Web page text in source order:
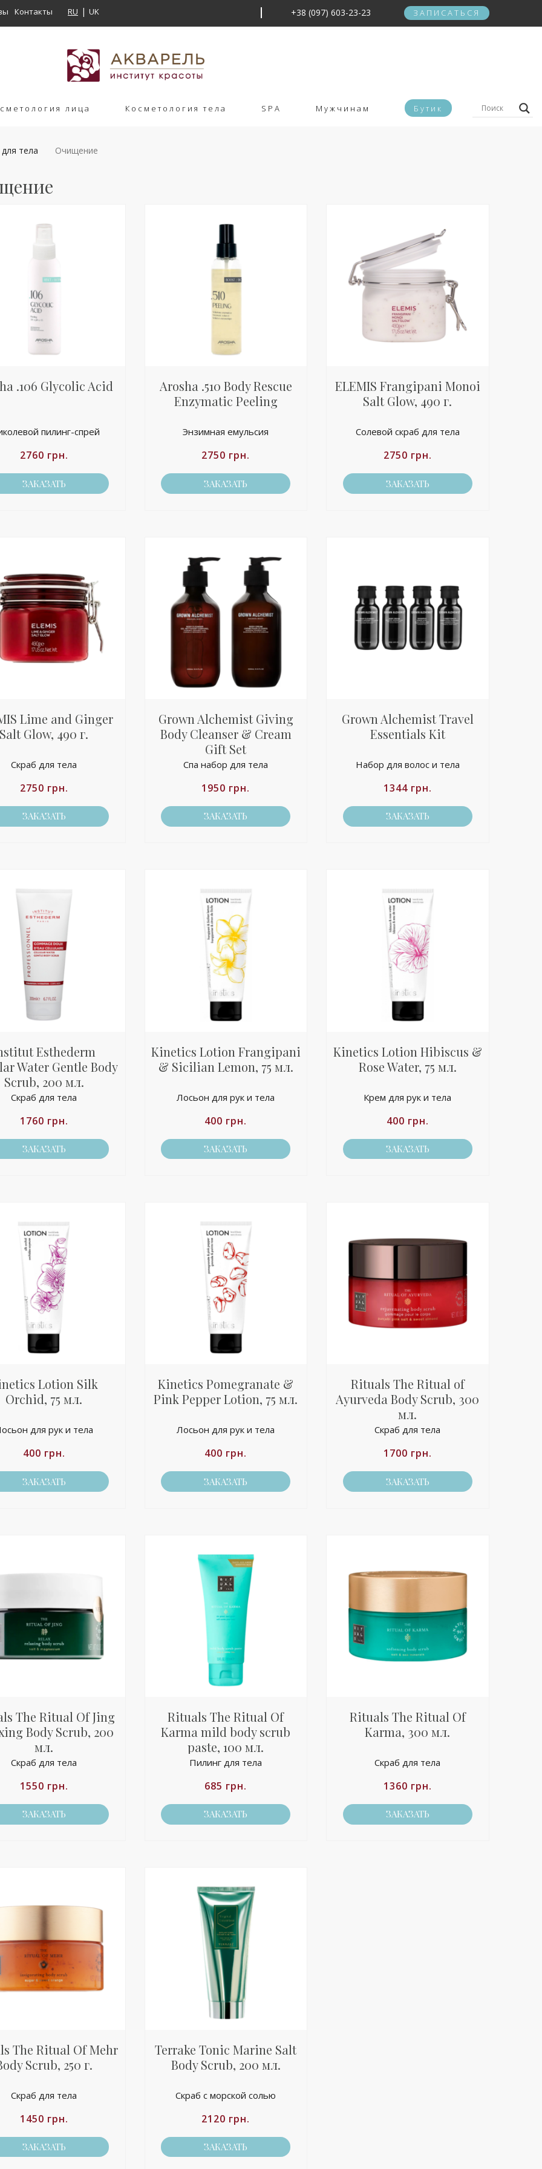
Контакты RU UK +38 (097) 603-23-23 ЗАПИСАТЬСЯ
лица Косметология тела SPA Мужчинам Бутик
тела Очищение
.106 Glycolic Acid
пилинг-спрей
2760 грн.
ЗАКАЗАТЬ
Arosha .510 Body Rescue
Enzymatic Peeling
Энзимная емульсия
2750 грн.
ЗАКАЗАТЬ
ELEMIS Frangipani Monoi
Salt Glow, 490 г.
Солевой скраб для тела
2750 грн.
ЗАКАЗАТЬ
Lime and Ginger
Salt Glow, 490 г.
Скраб для тела
2750 грн.
ЗАКАЗАТЬ
Grown Alchemist Giving
Body Cleanser & Cream
Gift Set
Спа набор для тела
1950 грн.
ЗАКАЗАТЬ
Grown Alchemist Travel
Essentials Kit
Набор для волос и тела
1344 грн.
ЗАКАЗАТЬ
Esthederm
Water Gentle Body
Scrub, 200 мл.
Cкраб для тела
1760 грн.
ЗАКАЗАТЬ
Kinetics Lotion Frangipani
& Sicilian Lemon, 75 мл.
Лосьон для рук и тела
400 грн.
ЗАКАЗАТЬ
Kinetics Lotion Hibiscus &
Rose Water, 75 мл.
Крем для рук и тела
400 грн.
ЗАКАЗАТЬ
Lotion Silk
Orchid, 75 мл.
для рук и тела
400 грн.
ЗАКАЗАТЬ
Kinetics Pomegranate &
Pink Pepper Lotion, 75 мл.
Лосьон для рук и тела
400 грн.
ЗАКАЗАТЬ
Rituals The Ritual of
Ayurveda Body Scrub, 300
мл.
Скраб для тела
1700 грн.
ЗАКАЗАТЬ
The Ritual Of Jing
Body Scrub, 200
мл.
Скраб для тела
1550 грн.
ЗАКАЗАТЬ
Rituals The Ritual Of
Karma mild body scrub
paste, 100 мл.
Пилинг для тела
685 грн.
ЗАКАЗАТЬ
Rituals The Ritual Of
Karma, 300 мл.
Скраб для тела
1360 грн.
ЗАКАЗАТЬ
The Ritual Of Mehr
Scrub, 250 г.
Скраб для тела
1450 грн.
ЗАКАЗАТЬ
Terrake Tonic Marine Salt
Body Scrub, 200 мл.
Скраб с морской солью
2120 грн.
ЗАКАЗАТЬ